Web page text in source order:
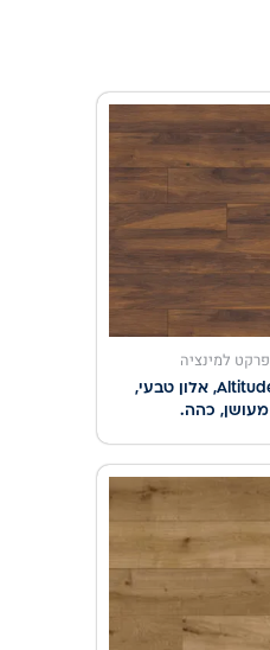
פרקט למינציה
Altitude-Plus, אלון טבעי,
מעושן, כהה.